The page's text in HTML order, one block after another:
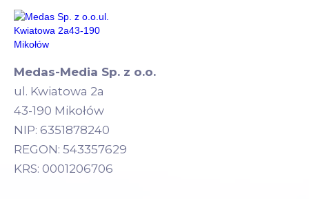
Medas-Media Sp. z o.o.
ul. Kwiatowa 2a
43-190 Mikołów
NIP: 6351878240
REGON: 543357629
KRS: 0001206706